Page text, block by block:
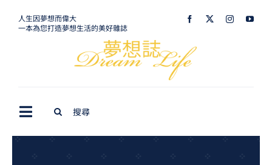
人生因夢想而偉大
一本為您打造夢想生活的美好雜誌
Toggle
Navigation